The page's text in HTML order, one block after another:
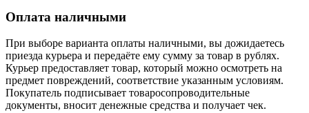
Оплата наличными
При выборе варианта оплаты наличными, вы дожидаетесь
приезда курьера и передаёте ему сумму за товар в рублях.
Курьер предоставляет товар, который можно осмотреть на
предмет повреждений, соответствие указанным условиям.
Покупатель подписывает товаросопроводительные
документы, вносит денежные средства и получает чек.